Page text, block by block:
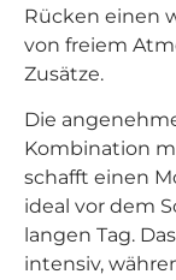
Rücken einen
von freiem
Zusätze.
Die
Kombination
schafft einen
ideal vor dem
langen Tag.
intensiv,